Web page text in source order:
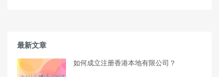
最新文章
如何成立注册香港本地有限公司？